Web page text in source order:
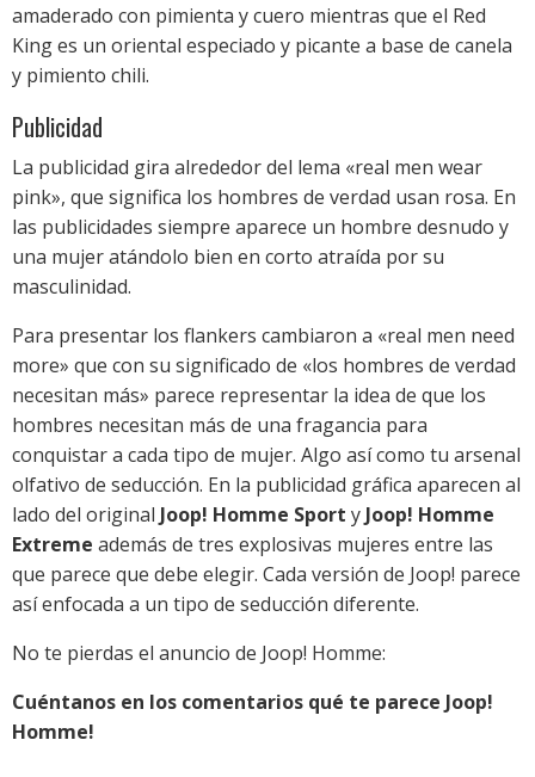
amaderado con pimienta y cuero mientras que el Red
King es un oriental especiado y picante a base de canela
y pimiento chili.
Publicidad
La publicidad gira alrededor del lema «real men wear
pink», que significa los hombres de verdad usan rosa. En
las publicidades siempre aparece un hombre desnudo y
una mujer atándolo bien en corto atraída por su
masculinidad.
Para presentar los flankers cambiaron a «real men need
more» que con su significado de «los hombres de verdad
necesitan más» parece representar la idea de que los
hombres necesitan más de una fragancia para
conquistar a cada tipo de mujer. Algo así como tu arsenal
olfativo de seducción. En la publicidad gráfica aparecen al
lado del original Joop! Homme Sport y Joop! Homme
Extreme además de tres explosivas mujeres entre las
que parece que debe elegir. Cada versión de Joop! parece
así enfocada a un tipo de seducción diferente.
No te pierdas el anuncio de Joop! Homme:
Cuéntanos en los comentarios qué te parece Joop!
Homme!